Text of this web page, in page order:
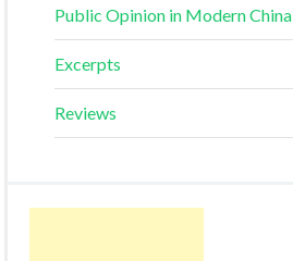
Public Opinion in Modern China
Excerpts
Reviews